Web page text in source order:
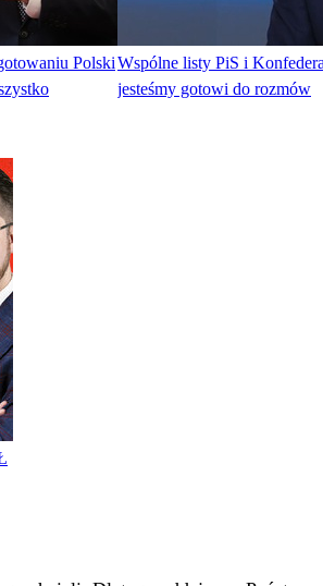
PolskiWspólne listy PiS i
jesteśmy gotowi do rozmów